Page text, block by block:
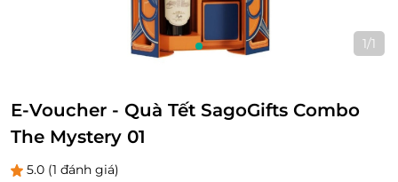
1/1
E-Voucher - Quà Tết SagoGifts Combo
The Mystery 01
5.0 (1 đánh giá)